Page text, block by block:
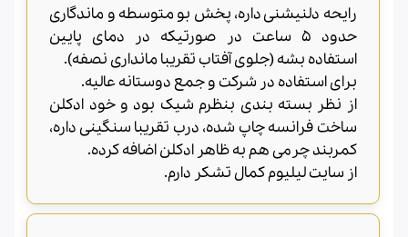
رایحه دلنیشنی داره، پخش بو متوسطه و ماندگاری
حدود 5 ساعت در صورتیکه در دمای پایین
استفاده بشه (جلوی آفتاب تقریبا مانداری نصفه).
برای استفاده در شرکت و جمع دوستانه عالیه.
از نظر بسته بندی بنظرم شیک بود و خود ادکلن
ساخت فرانسه چاپ شده، درب تقریبا سنگینی داره،
کمربند چرمی هم به ظاهر ادکلن اضافه کرده.
از سایت لیلیوم کمال تشکر دارم.